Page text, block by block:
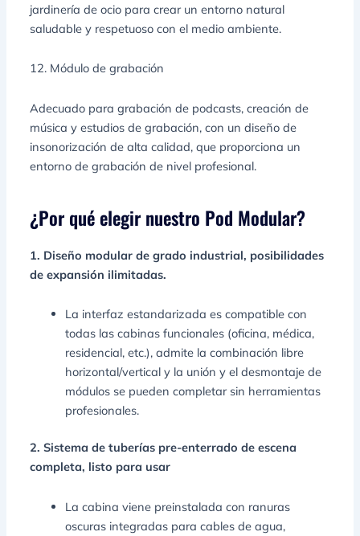
jardinería de ocio para crear un entorno natural
saludable y respetuoso con el medio ambiente.
12. Módulo de grabación
Adecuado para grabación de podcasts, creación de
música y estudios de grabación, con un diseño de
insonorización de alta calidad, que proporciona un
entorno de grabación de nivel profesional.
¿Por qué elegir nuestro Pod Modular?
1. Diseño modular de grado industrial, posibilidades
de expansión ilimitadas.
La interfaz estandarizada es compatible con
todas las cabinas funcionales (oficina, médica,
residencial, etc.), admite la combinación libre
horizontal/vertical y la unión y el desmontaje de
módulos se pueden completar sin herramientas
profesionales.
2. Sistema de tuberías pre-enterrado de escena
completa, listo para usar
La cabina viene preinstalada con ranuras
oscuras integradas para cables de agua,